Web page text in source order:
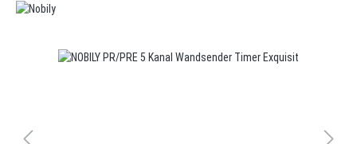
Bildergalerie überspringen